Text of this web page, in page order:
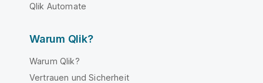
Qlik Automate
Warum Qlik?
Warum Qlik?
Vertrauen und Sicherheit